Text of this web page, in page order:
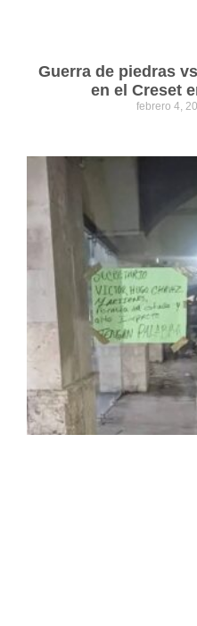
Guerra de piedras
en el Creset
febrero 4,